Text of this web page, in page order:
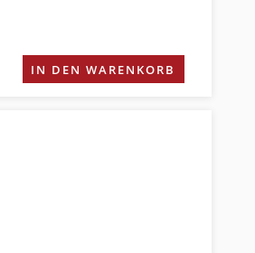
IN DEN WARENKORB